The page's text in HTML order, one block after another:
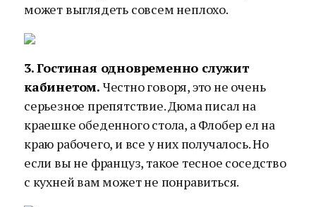
может выглядеть совсем неплохо.
3. Гостиная одновременно служит
кабинетом.Честно говоря, это не очень
серьезное препятствие. Дюма писал на
краешке обеденного стола, а Флобер ел на
краю рабочего, и все у них получалось. Но
если вы не француз, такое тесное соседство
с кухней вам может не понравиться.